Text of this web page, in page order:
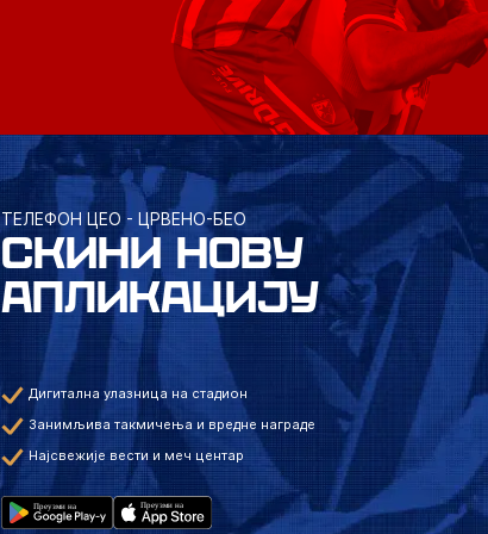
ТЕЛЕФОН ЦЕО - ЦРВЕНО-БЕО
СКИНИ НОВУ
АПЛИКАЦИЈУ
Дигитална улазница на стадион
Занимљива такмичења и вредне награде
Најсвежије вести и меч центар